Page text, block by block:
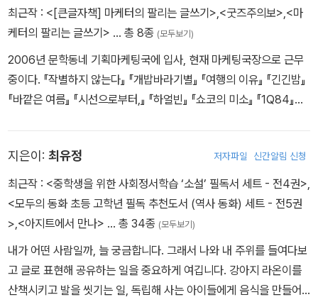
《한눈에 쏙 세계사_6 격변하는 세계(동양편)》 《신화로 만나는 세계
문명》 등이 있습니다.
최근작 : <[큰글자책] 마케터의 팔리는 글쓰기>,<굿즈주의보>,<마
케터의 팔리는 글쓰기> … 총 8종 (모두보기)
2006년 문학동네 기획마케팅국에 입사, 현재 마케팅국장으로 근무
중이다. 『작별하지 않는다』 『개밥바라기별』 『여행의 이유』 『긴긴밤』
『바깥은 여름』 『시선으로부터,』 『하얼빈』 『쇼코의 미소』 『1Q84』
트셀러들의 마케팅을 담당했다. 기록하는 것을 좋아해 읽은 책들을
블로그나 인스타그램에 남긴다. 네이버에서 ‘파워블로그’를 운영하던
동안 책을 기록한 내용으로 파워블로거에 여섯 번 선정됐다. 블로그
blog.naver.com/jmh5000
지은이: 최유정 저자파일 신간알림 신청
최근작 : <중학생을 위한 사회정서학습 ‘소설’ 필독서 세트 - 전4권>,
<모두의 동화 초등 고학년 필독 추천도서 (역사 동화) 세트 - 전5권
>,<아지트에서 만나> … 총 34종 (모두보기)
내가 어떤 사람일까, 늘 궁금합니다. 그래서 나와 내 주위를 들여다보
고 글로 표현해 공유하는 일을 중요하게 여깁니다. 강아지 라온이를
산책시키고 발을 씻기는 일, 독립해 사는 아이들에게 음식을 만들어